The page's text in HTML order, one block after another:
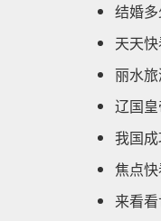
结婚
天天
丽水
辽国
我国
焦点
来看